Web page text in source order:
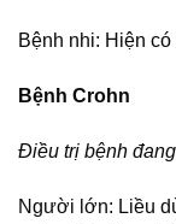
Bệnh nhi: Hiện
Bệnh Crohn
Điều trị bệnh
Người lớn: Liều